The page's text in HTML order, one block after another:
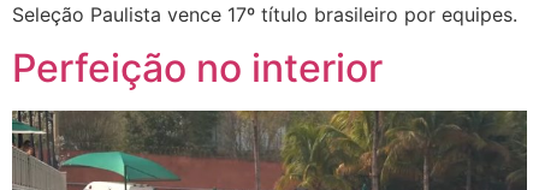
Seleção Paulista vence 17º título brasileiro por equipes.
Perfeição no interior